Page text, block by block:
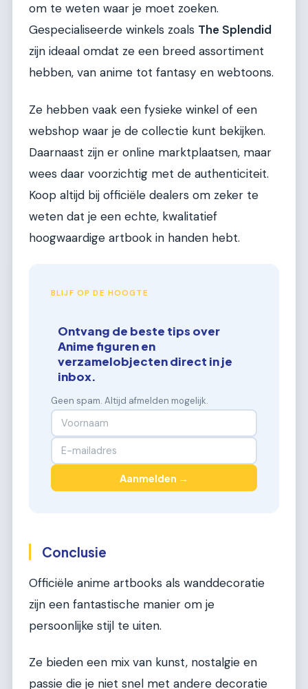
om te weten waar je moet zoeken.
Gespecialiseerde winkels zoals The Splendid
zijn ideaal omdat ze een breed assortiment
hebben, van anime tot fantasy en webtoons.
Ze hebben vaak een fysieke winkel of een
webshop waar je de collectie kunt bekijken.
Daarnaast zijn er online marktplaatsen, maar
wees daar voorzichtig met de authenticiteit.
Koop altijd bij officiële dealers om zeker te
weten dat je een echte, kwalitatief
hoogwaardige artbook in handen hebt.
BLIJF OP DE HOOGTE
Ontvang de beste tips over
Anime figuren en
verzamelobjecten direct in je
inbox.
Geen spam. Altijd afmelden mogelijk.
Aanmelden →
Conclusie
Officiële anime artbooks als wanddecoratie
zijn een fantastische manier om je
persoonlijke stijl te uiten.
Ze bieden een mix van kunst, nostalgie en
passie die je niet snel met andere decoratie